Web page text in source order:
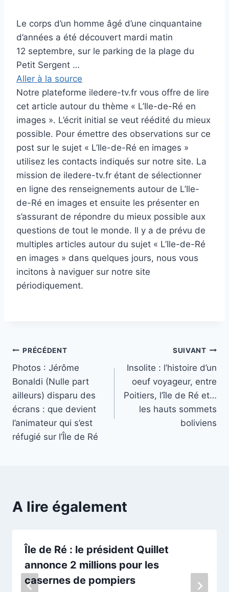
Le corps d’un homme âgé d’une cinquantaine
d’années a été découvert mardi matin
12 septembre, sur le parking de la plage du
Petit Sergent …
Aller à la source
Notre plateforme iledere-tv.fr vous offre de lire
cet article autour du thème « L’Ile-de-Ré en
images ». L’écrit initial se veut réédité du mieux
possible. Pour émettre des observations sur ce
post sur le sujet « L’Ile-de-Ré en images »
utilisez les contacts indiqués sur notre site. La
mission de iledere-tv.fr étant de sélectionner
en ligne des renseignements autour de L’Ile-
de-Ré en images et ensuite les présenter en
s’assurant de répondre du mieux possible aux
questions de tout le monde. Il y a de prévu de
multiples articles autour du sujet « L’Ile-de-Ré
en images » dans quelques jours, nous vous
incitons à naviguer sur notre site
périodiquement.
Navigation
de
l’article
PRÉCÉDENT
Photos : Jérôme
Bonaldi (Nulle part
ailleurs) disparu des
écrans : que devient
l’animateur qui s’est
réfugié sur l’Île de Ré
SUIVANT
Insolite : l’histoire d’un
oeuf voyageur, entre
Poitiers, l’île de Ré et…
les hauts sommets
boliviens
A lire également
Île de Ré : le président Quillet
annonce 2 millions pour les
casernes de pompiers